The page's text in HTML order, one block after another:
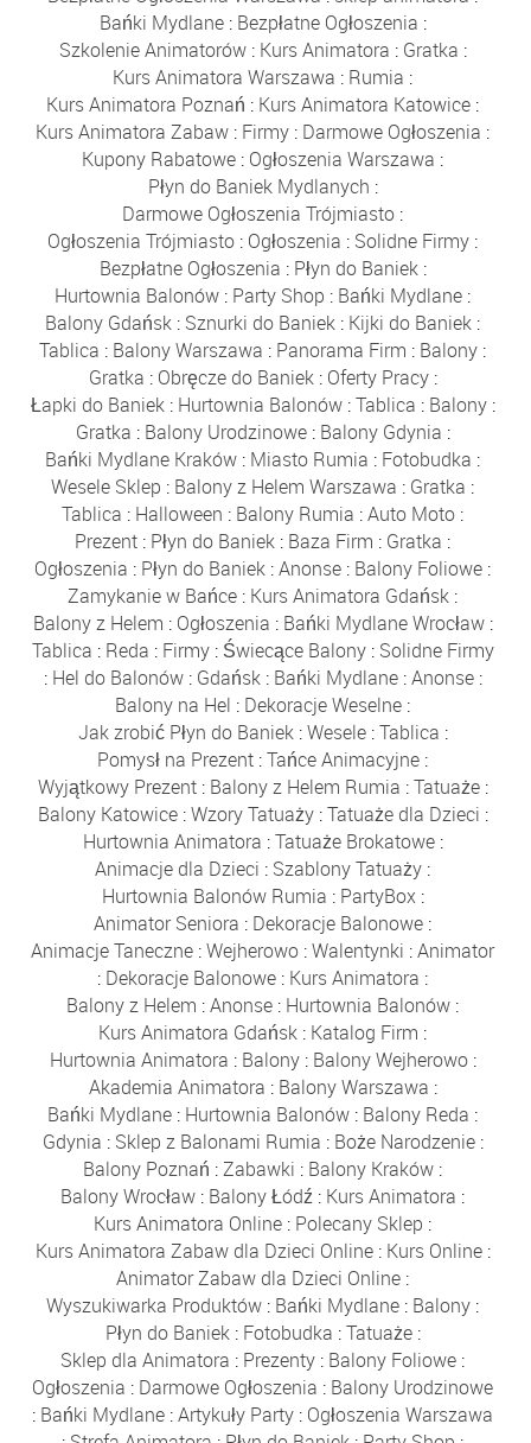
Bańki Mydlane: Bezpłatne Ogłoszenia :
Szkolenie Animatorów: Kurs Animatora : Gratka :
Kurs Animatora Warszawa : Rumia :
Kurs Animatora Poznań : Kurs Animatora Katowice :
Kurs Animatora Zabaw : Firmy : Darmowe Ogłoszenia :
Kupony Rabatowe : Ogłoszenia Warszawa :
Płyn do Baniek Mydlanych :
Darmowe Ogłoszenia Trójmiasto :
Ogłoszenia Trójmiasto : Ogłoszenia : Solidne Firmy :
Bezpłatne Ogłoszenia : Płyn do Baniek:
Hurtownia Balonów : Party Shop : Bańki Mydlane :
Balony Gdańsk : Sznurki do Baniek : Kijki do Baniek :
Tablica : Balony Warszawa : Panorama Firm : Balony :
Gratka : Obręcze do Baniek: Oferty Pracy:
Łapki do Baniek: Hurtownia Balonów:Tablica : Balony:
Gratka : Balony Urodzinowe: Balony Gdynia :
Bańki Mydlane Kraków : Miasto Rumia : Fotobudka :
Wesele Sklep : Balony z Helem Warszawa : Gratka :
Tablica : Halloween : Balony Rumia :Auto Moto :
Prezent : Płyn do Baniek : Baza Firm : Gratka :
Ogłoszenia : Płyn do Baniek :Anonse : Balony Foliowe :
Zamykanie w Bańce : Kurs Animatora Gdańsk :
Balony z Helem : Ogłoszenia : Bańki Mydlane Wrocław:
Tablica : Reda : Firmy: Świecące Balony: Solidne Firmy
: Hel do Balonów: Gdańsk: Bańki Mydlane:Anonse:
Balony na Hel : Dekoracje Weselne :
Jak zrobić Płyn do Baniek:Wesele:Tablica :
Pomysł na Prezent :Tańce Animacyjne :
Wyjątkowy Prezent: Balony z Helem Rumia :Tatuaże:
Balony Katowice:Wzory Tatuaży:Tatuaże dla Dzieci :
Hurtownia Animatora :Tatuaże Brokatowe:
Animacje dla Dzieci : Szablony Tatuaży :
Hurtownia Balonów Rumia : PartyBox:
Animator Seniora : Dekoracje Balonowe :
Animacje Taneczne :Wejherowo :Walentynki :Animator
: Dekoracje Balonowe : Kurs Animatora :
Balony z Helem :Anonse : Hurtownia Balonów :
Kurs Animatora Gdańsk : Katalog Firm :
Hurtownia Animatora : Balony: Balony Wejherowo:
Akademia Animatora : Balony Warszawa :
Bańki Mydlane : Hurtownia Balonów : Balony Reda :
Gdynia : Sklep z Balonami Rumia : Boże Narodzenie:
Balony Poznań :Zabawki : Balony Kraków :
Balony Wrocław : Balony Łódź : Kurs Animatora :
Kurs Animatora Online : Polecany Sklep :
Kurs Animatora Zabaw dla Dzieci Online: Kurs Online:
Animator Zabaw dla Dzieci Online :
Wyszukiwarka Produktów : Bańki Mydlane : Balony :
Płyn do Baniek: Fotobudka :Tatuaże:
Sklep dla Animatora : Prezenty : Balony Foliowe :
Ogłoszenia : Darmowe Ogłoszenia : Balony Urodzinowe
: Bańki Mydlane :Artykuły Party : Ogłoszenia Warszawa